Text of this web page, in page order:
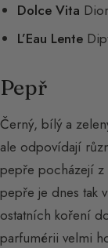
Dolce Vita Dior
L’Eau Lente
Pepř
Černý, bílý a
ale odpovídají
pepře pocházejí z
pepře je dnes tak
ostatních koření
parfumérii velmi